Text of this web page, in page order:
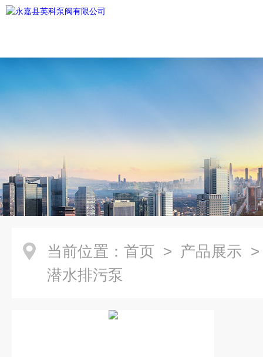
当前位置： 首页 > 产品展示
潜水排污泵